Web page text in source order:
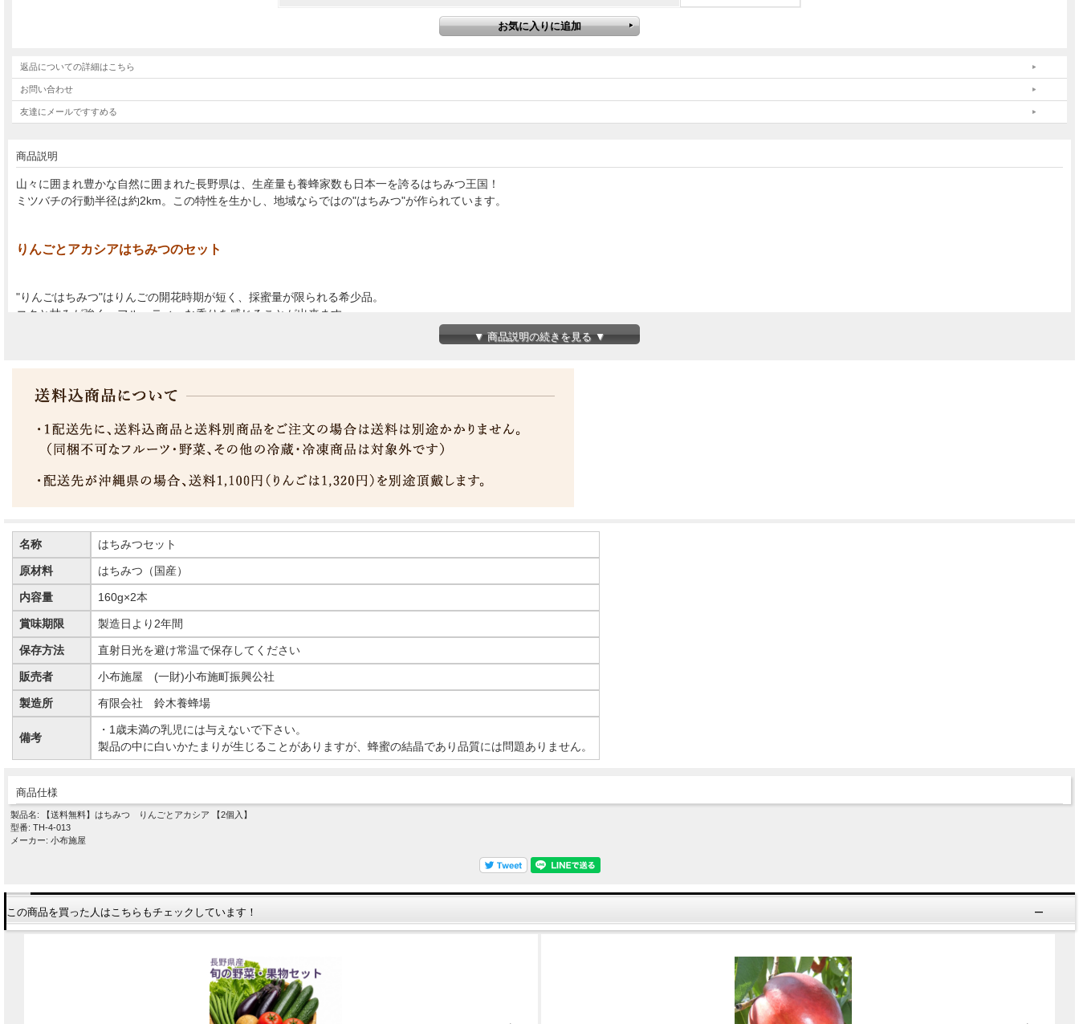
返品についての詳細はこちら
お問い合わせ
友達にメールですすめる
商品説明
山々に囲まれ豊かな自然に囲まれた長野県は、生産量も養蜂家数も日本一を誇るはちみつ王国！
ミツバチの行動半径は約2km。この特性を生かし、地域ならではの"はちみつ"が作られています。
りんごとアカシアはちみつのセット
"りんごはちみつ"はりんごの開花時期が短く、採蜜量が限られる希少品。
コクと甘みが強く、フルーティーな香りを感じることが出来ます。
癖が無く使いやすいので、砂糖代わりに、お料理やお菓子作りや、そのままパンに塗ったり、ヨーグルトに入れたり、様々な楽しみ方ができるはちみつです。
はちみつで免疫力アップ
美味しいだけでなく、健康面にも効果が期待できるはちみつ。
蜂蜜のこれらの糖は単糖ですので水に溶けやすく、体内においては消化の必要なしに素早くエネルギーに変えることができます。
砂糖の3分の1で砂糖と同じ甘さがあり、気になる糖質を抑えたい方に最適です。
また、咳や喉の腫れなど風邪のひき始めにはスプーンひとさじのはちみつがおすすめです
生産者おすすめの使い方は炊飯器にスプーンひとさじのはちみつを入れてお米を炊くだけで、米本来の甘みが引き出されて美味しくなるのだそうです。
ぜひお試しください。
▼ 商品説明の続きを見る ▼
名称 はちみつセット
原材料 はちみつ（国産）
内容量 160g×2本
賞味期限 製造日より2年間
保存方法 直射日光を避け常温で保存してください
販売者 小布施屋 (一財)小布施町振興公社
製造所 有限会社 鈴木養蜂場
備考
・1歳未満の乳児には与えないで下さい。
製品の中に白いかたまりが生じることがありますが、蜂蜜の結晶であり品質には問題ありません。
商品仕様
製品名: 【送料無料】はちみつ りんごとアカシア 【2個入】
型番: TH-4-013
メーカー: 小布施屋
この商品を買った人はこちらもチェックしています！